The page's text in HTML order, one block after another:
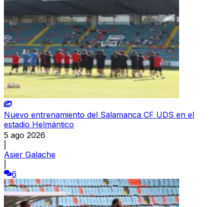
Nuevo entrenamiento del Salamanca CF UDS en el
estadio Helmántico
5 ago 2026
Asier Galache
6